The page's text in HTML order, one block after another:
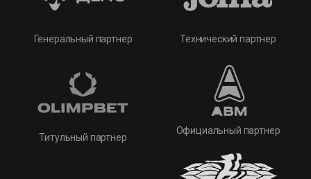
Генеральный партнер
Титульный партнер
Технический партнер
Официальный партнер